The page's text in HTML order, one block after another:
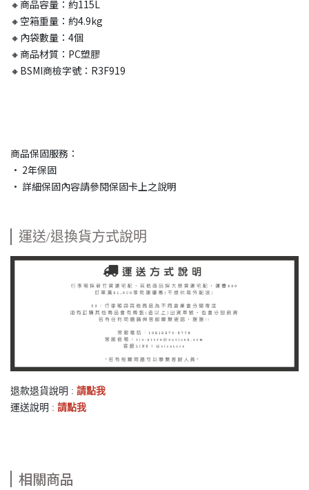
🔸商品容量：約115L
🔸空箱重量：約4.9kg
🔸內袋數量：4個
🔸商品材質：PC塑膠
🔸BSMI商檢字號：R3F919
商品保固服務：
• 2年保固
• 詳細保固內容請參閱保固卡上之說明
運送/退換貨方式說明
退款退貨說明 : 請點我
運送說明 : 請點我
相關商品